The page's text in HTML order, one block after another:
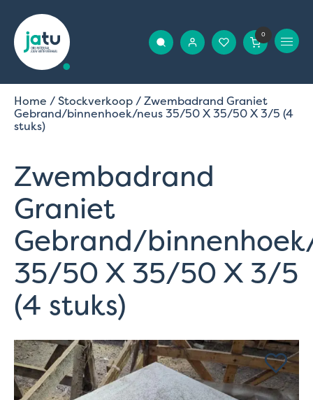
0
Home /Stockverkoop/ Zwembadrand Graniet
Gebrand/binnenhoek/neus 35/50 X 35/50 X 3/5 (4
stuks)
Zwembadrand
Graniet
Gebrand/
35/50 X 35/50 X 3/5
(4 stuks)